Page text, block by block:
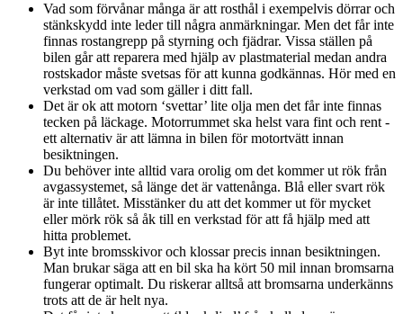
Vad som förvånar många är att rosthål i exempelvis dörrar och
stänkskydd inte leder till några anmärkningar. Men det får inte
finnas rostangrepp på styrning och fjädrar. Vissa ställen på
bilen går att reparera med hjälp av plastmaterial medan andra
rostskador måste svetsas för att kunna godkännas. Hör med en
verkstad om vad som gäller i ditt fall.
Det är ok att motorn ‘svettar’ lite olja men det får inte finnas
tecken på läckage. Motorrummet ska helst vara fint och rent -
ett alternativ är att lämna in bilen för motortvätt innan
besiktningen.
Du behöver inte alltid vara orolig om det kommer ut rök från
avgassystemet, så länge det är vattenånga. Blå eller svart rök
är inte tillåtet. Misstänker du att det kommer ut för mycket
eller mörk rök så åk till en verkstad för att få hjälp med att
hitta problemet.
Byt inte bromsskivor och klossar precis innan besiktningen.
Man brukar säga att en bil ska ha kört 50 mil innan bromsarna
fungerar optimalt. Du riskerar alltså att bromsarna underkänns
trots att de är helt nya.